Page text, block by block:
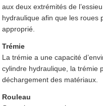
aux deux extrémités de
hydraulique afin que les roues
approprié.
Trémie
La trémie a une capacité
cylindre hydraulique, la trémie
déchargement des matériaux.
Rouleau